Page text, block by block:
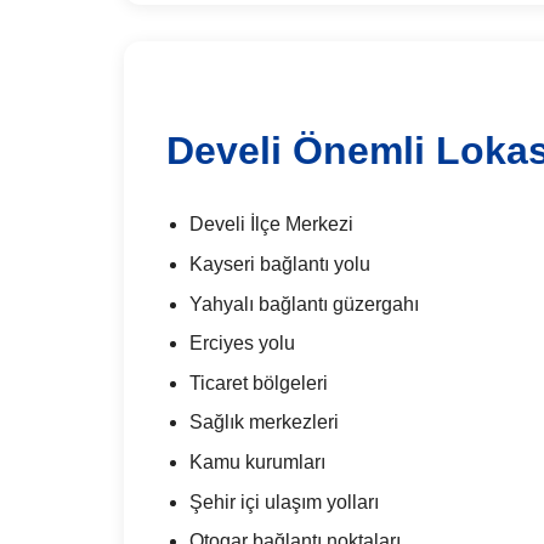
Develi Önemli
Develi İlçe Merkezi
Kayseri bağlantı yolu
Yahyalı bağlantı güzergahı
Erciyes yolu
Ticaret bölgeleri
Sağlık merkezleri
Kamu kurumları
Şehir içi ulaşım yolları